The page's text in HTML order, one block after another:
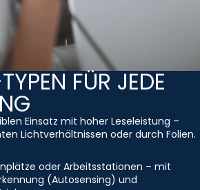
FÜR JEDE
Einsatz mit hoher Leseleistung –
Lichtverhältnissen oder durch Folien.
oder Arbeitsstationen – mit
(Autosensing) und